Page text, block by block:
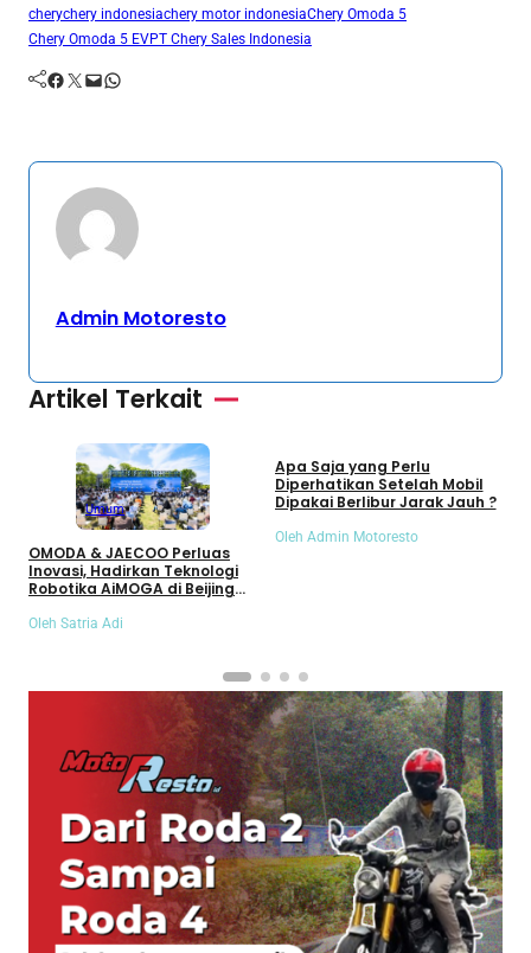
cherychery indonesiachery motor indonesiaChery Omoda 5
Chery Omoda 5 EVPT Chery Sales Indonesia
Facebook Twitter Mail WhatsApp
Admin Motoresto
Artikel Terkait
Umum
OMODA & JAECOO Perluas
Inovasi, Hadirkan Teknologi
Robotika AiMOGA di Beijing
Oleh Satria Adi
Apa Saja yang Perlu
Diperhatikan Setelah Mobil
Dipakai Berlibur Jarak Jauh ?
Oleh Admin Motoresto